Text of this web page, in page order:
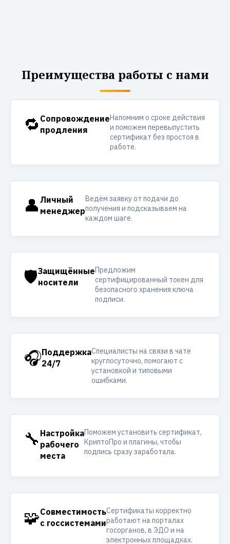
Преимущества работы с нами
🔁 Сопровождение
продления
Напомним о сроке действия
и поможем перевыпустить
сертификат без простоя в
работе.
👤 Личный
менеджер
Ведём заявку от подачи до
получения и подсказываем на
каждом шаге.
🛡️Защищённые
носители
Предложим
сертифицированный токен для
безопасного хранения ключа
подписи.
🎧Поддержка
24/7
Специалисты на связи в чате
круглосуточно, помогают с
установкой и типовыми
ошибками.
🔧 Настройка
рабочего
места
Поможем установить сертификат,
КриптоПро и плагины, чтобы
подпись сразу заработала.
🧩Совместимость
с госсистемами
Сертификаты корректно
работают на порталах
госорганов, в ЭДО и на
электронных площадках.